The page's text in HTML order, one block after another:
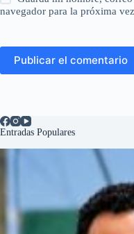
navegador para la próxima
Publicar el comentario
Entradas Populares